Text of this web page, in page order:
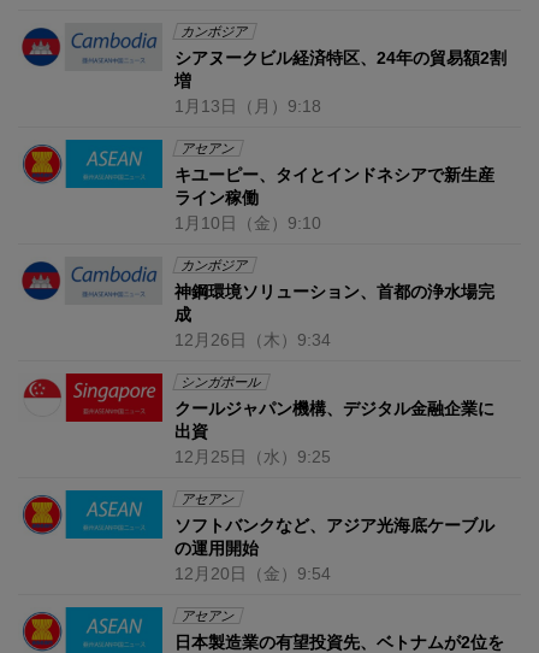
カンボジア
シアヌークビル経済特区、24年の貿易額2割
増
1月13日 （月） 9:18
アセアン
キユーピー、タイとインドネシアで新生産
ライン稼働
1月10日 （金） 9:10
カンボジア
神鋼環境ソリューション、首都の浄水場完
成
12月26日 （木） 9:34
シンガポール
クールジャパン機構、デジタル金融企業に
出資
12月25日 （水） 9:25
アセアン
ソフトバンクなど、アジア光海底ケーブル
の運用開始
12月20日 （金） 9:54
アセアン
日本製造業の有望投資先、ベトナムが2位を